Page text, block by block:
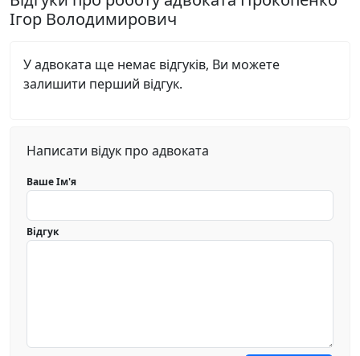
Ігор Володимирович
У адвоката ще немає відгуків, Ви можете
залишити перший відгук.
Написати відук про адвоката
Ваше Ім'я
Відгук